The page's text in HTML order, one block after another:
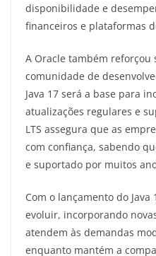
disponibilidade e
financeiros e plataformas
A Oracle também reforçou
comunidade de
Java 17 será a base para
atualizações regulares e
LTS assegura que as
com confiança, sabendo
e suportado por muitos
Com o lançamento do
evoluir, incorporando
atendem às demandas
enquanto mantém a